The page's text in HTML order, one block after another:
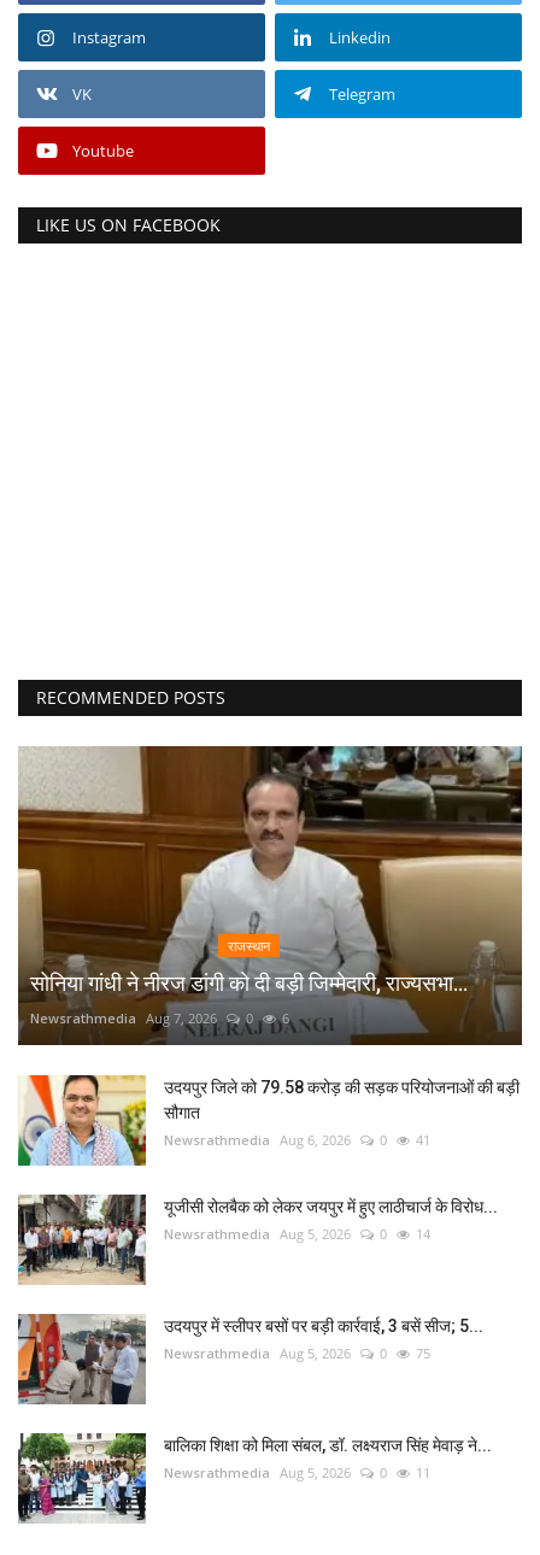
Instagram Linkedin
VK Telegram
Youtube
LIKE US ON FACEBOOK
RECOMMENDED POSTS
राजस्थान
सोनिया गांधी ने नीरज डांगी को दी बड़ी जिम्मेदारी, राज्यसभा...
Newsrathmedia Aug 7, 2026 0 6
उदयपुर जिले को 79.58 करोड़ की सड़क परियोजनाओं की बड़ी
सौगात
Newsrathmedia Aug 6, 2026 0 41
यूजीसी रोलबैक को लेकर जयपुर में हुए लाठीचार्ज के विरोध...
Newsrathmedia Aug 5, 2026 0 14
उदयपुर में स्लीपर बसों पर बड़ी कार्रवाई, 3 बसें सीज; 5...
Newsrathmedia Aug 5, 2026 0 75
बालिका शिक्षा को मिला संबल, डॉ. लक्ष्यराज सिंह मेवाड़ ने...
Newsrathmedia Aug 5, 2026 0 11